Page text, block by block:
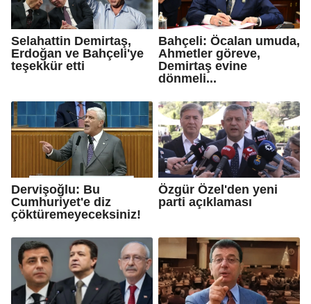
Selahattin Demirtaş,
Erdoğan ve Bahçeli'ye
teşekkür etti
Bahçeli: Öcalan umuda,
Ahmetler göreve,
Demirtaş evine
dönmeli...
Dervişoğlu: Bu
Cumhuriyet'e diz
çöktüremeyeceksiniz!
Özgür Özel'den yeni
parti açıklaması